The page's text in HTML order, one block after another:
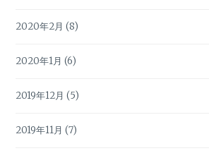
2020年2月 (8)
2020年1月 (6)
2019年12月 (5)
2019年11月 (7)